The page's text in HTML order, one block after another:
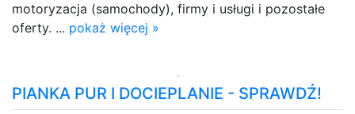
motoryzacja (samochody), firmy i usługi i pozostałe
oferty. ... pokaż więcej »
PIANKA PUR I DOCIEPLANIE - SPRAWDŹ!